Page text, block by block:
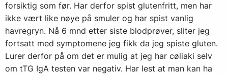
forsiktig som før. Har derfor spist glutenfritt, men har
ikke vært like nøye på smuler og har spist vanlig
havregryn. Nå 6 mnd etter siste blodprøver, sliter jeg
fortsatt med symptomene jeg fikk da jeg spiste gluten.
Lurer derfor på om det er mulig at jeg har cøliaki selv
om tTG IgA testen var negativ. Har lest at man kan ha